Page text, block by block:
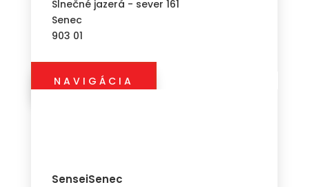
Slnečné jazerá - sever 161
Senec
903 01
NAVIGÁCIA
SenseiSenec